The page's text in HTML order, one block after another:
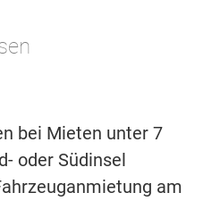
bei Mieten unter 7
oder Südinsel
am